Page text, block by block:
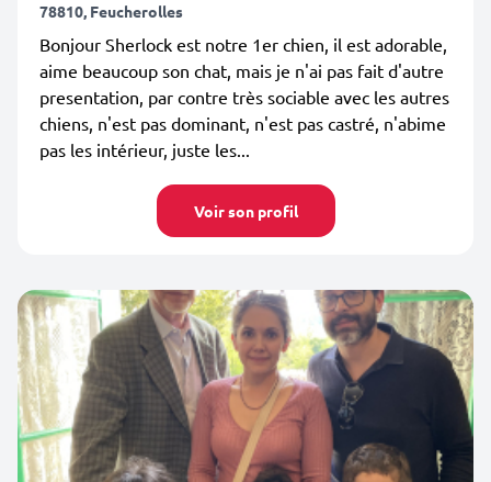
78810, Feucherolles
Bonjour Sherlock est notre 1er chien, il est adorable,
aime beaucoup son chat, mais je n'ai pas fait d'autre
presentation, par contre très sociable avec les autres
chiens, n'est pas dominant, n'est pas castré, n'abime
pas les intérieur, juste les...
Voir son profil